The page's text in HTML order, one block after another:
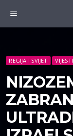
menu
REGIJA I SVIJET VIJESTI